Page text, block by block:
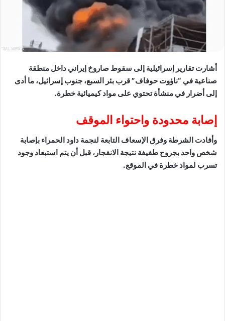
أشارت تقارير إسرائيلية إلى سقوط صاروخ إيراني داخل منطقة
صناعية في “ناؤوت حوفاف” قرب بئر السبع، جنوب إسرائيل، ما أدى
إلى أضرار في منشأة تحتوي على مواد كيميائية خطرة.
إصابة محدودة واحتواء الموقف
وأفادت الشرطة وفرق الإسعاف التابعة لنجمة داود الحمراء بإصابة
شخص واحد بجروح طفيفة نتيجة الانفجار، قبل أن يتم استبعاد وجود
تسرب لمواد خطرة في الموقع.